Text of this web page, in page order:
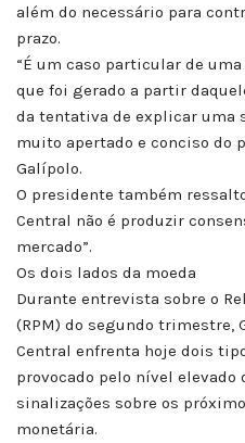
além do necessário para
prazo.
“É um caso particular de
que foi gerado a partir
da tentativa de explicar uma
muito apertado e conciso do
Galípolo.
O presidente também
Central não é produzir
mercado”.
Os dois lados da moeda
Durante entrevista sobre o
(RPM) do segundo trimestre,
Central enfrenta hoje dois
provocado pelo nível elevado
sinalizações sobre os
monetária.